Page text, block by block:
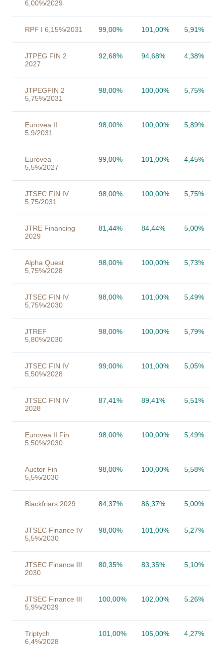
6,00%/2029
RPF I 6,15%/2031 99,00% 101,00% 5,91%
JTPEG FIN 2
2027
92,68% 94,68% 4,38%
JTPEGFIN 2
5,75%/2031
98,00% 100,00% 5,75%
Eurovea II
5,9/2031
98,00% 100,00% 5,89%
Eurovea
5,5%/2027
99,00% 101,00% 4,45%
JTSEC FIN IV
5,75/2031
98,00% 100,00% 5,75%
JTRE Financing
2029
81,44% 84,44% 5,00%
Alpha Quest
5,75%/2028
98,00% 100,00% 5,73%
JTSEC FIN IV
5,75%/2030
98,00% 101,00% 5,49%
JTREF
5,80%/2030
98,00% 100,00% 5,79%
JTSEC FIN IV
5,50%/2028
99,00% 101,00% 5,05%
JTSEC FIN IV
2028
87,41% 89,41% 5,51%
Eurovea II Fin
5,50%/2030
98,00% 100,00% 5,49%
Auctor Fin
5,5%/2030
98,00% 100,00% 5,58%
Blackfriars 2029 84,37% 86,37% 5,00%
JTSEC Finance IV
5,5%/2030
98,00% 101,00% 5,27%
JTSEC Finance III
2030
80,35% 83,35% 5,10%
JTSEC Finance III
5,9%/2029
100,00% 102,00% 5,26%
Triptych
6,4%/2028
101,00% 105,00% 4,27%